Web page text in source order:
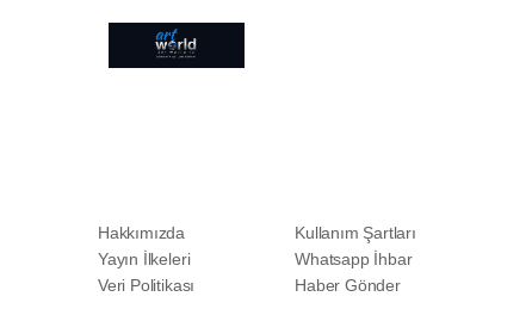
Hakkımızda
Yayın İlkeleri
Veri Politikası
Kullanım Şartları
Whatsapp İhbar
Haber Gönder